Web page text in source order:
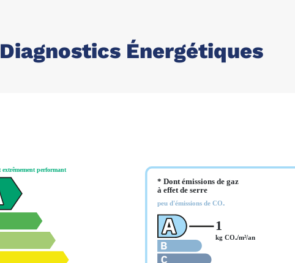
Diagnostics Énergétiques